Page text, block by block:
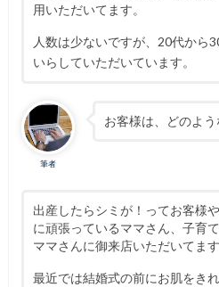
用いただいてます。
人数は少ないですが、20代から
いらしていただいています。
筆者
お客様は、どのよ
出産したらシミが！ってお客様
に頑張っているママさん、子育
ママさんに御来店いただいてます
最近では結婚式の前にお肌をき